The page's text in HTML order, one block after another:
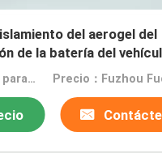
del aerogel del
de la batería del
MOQ：Modificado para requisitos particulares